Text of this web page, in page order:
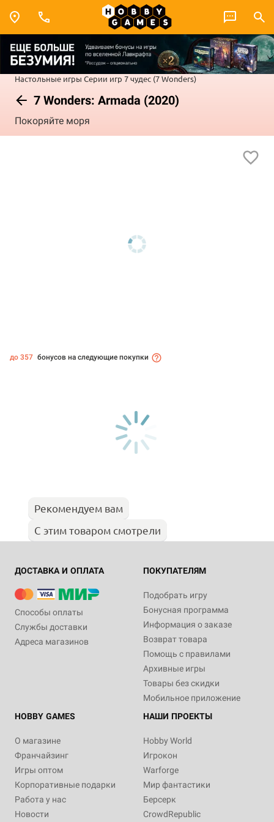
Настольные игры Серии игр 7 чудес (7 Wonders)
7 Wonders: Armada (2020)
Покоряйте моря
до 357 бонусов на следующие покупки
Рекомендуем вам
С этим товаром смотрели
ДОСТАВКА И ОПЛАТА
Способы оплаты
Службы доставки
Адреса магазинов
ПОКУПАТЕЛЯМ
Подобрать игру
Бонусная программа
Информация о заказе
Возврат товара
Помощь с правилами
Архивные игры
Товары без скидки
Мобильное приложение
HOBBY GAMES
О магазине
Франчайзинг
Игры оптом
Корпоративные подарки
Работа у нас
Новости
НАШИ ПРОЕКТЫ
Hobby World
Игрокон
Warforge
Мир фантастики
Берсерк
CrowdRepublic